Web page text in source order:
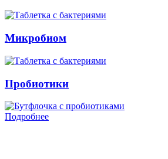
Микробиом
Пробиотики
Подробнее